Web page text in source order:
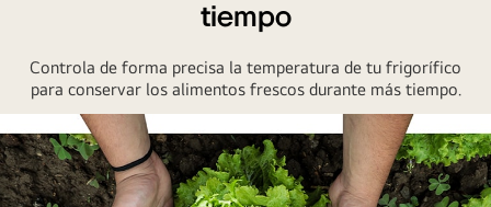
tiempo
Controla de forma precisa la temperatura de tu frigorífico
para conservar los alimentos frescos durante más tiempo.